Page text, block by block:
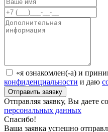
«я ознакомлен(-а) и
конфиденциальности и даю
Отправляя заявку, Вы даете
персональных данных
Спасибо!
Ваша заявка успешно